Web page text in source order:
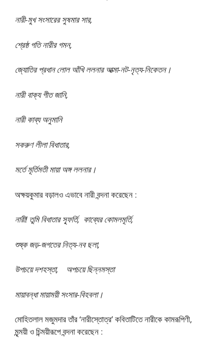
নারী-মুখ সংসারের সুষমার সার,
শ্রেষ্ঠ গতি নারীর গমন,
জ্যোতির প্রধান লোল আঁখি ললনার আত্মা-নট-নৃত্য-নিকেতন।
নারী বাক্য গীত জানি,
নারী কাব্য অনুমানি
সকরুণ লীলা বিধাতার,
মর্তে মূর্তিমতী মায়া অঙ্গ ললনার।
অক্ষয়কুমার বড়ালও এভাবে নারী বন্দনা করেছেন :
নারী! তুমি বিধাতার স্ফূর্তি, কাব্যের কোমলমূর্তি,
শুষ্ক জড়-জগতের নিত্য-নব ছলা,
উপচয়ে দশহস্তা, অপচয়ে ছিন্নমস্তা
মায়াবন্ধা মায়াময়ী সংসার-বিহবলা।
মোহিতলাল মজুমদার তাঁর ‘নারীস্তোত্র’ কবিতাটিতে নারীকে কামরূপিণী,
মৃন্ময়ী ও চিন্ময়ীরূপে বন্দনা করেছেন :